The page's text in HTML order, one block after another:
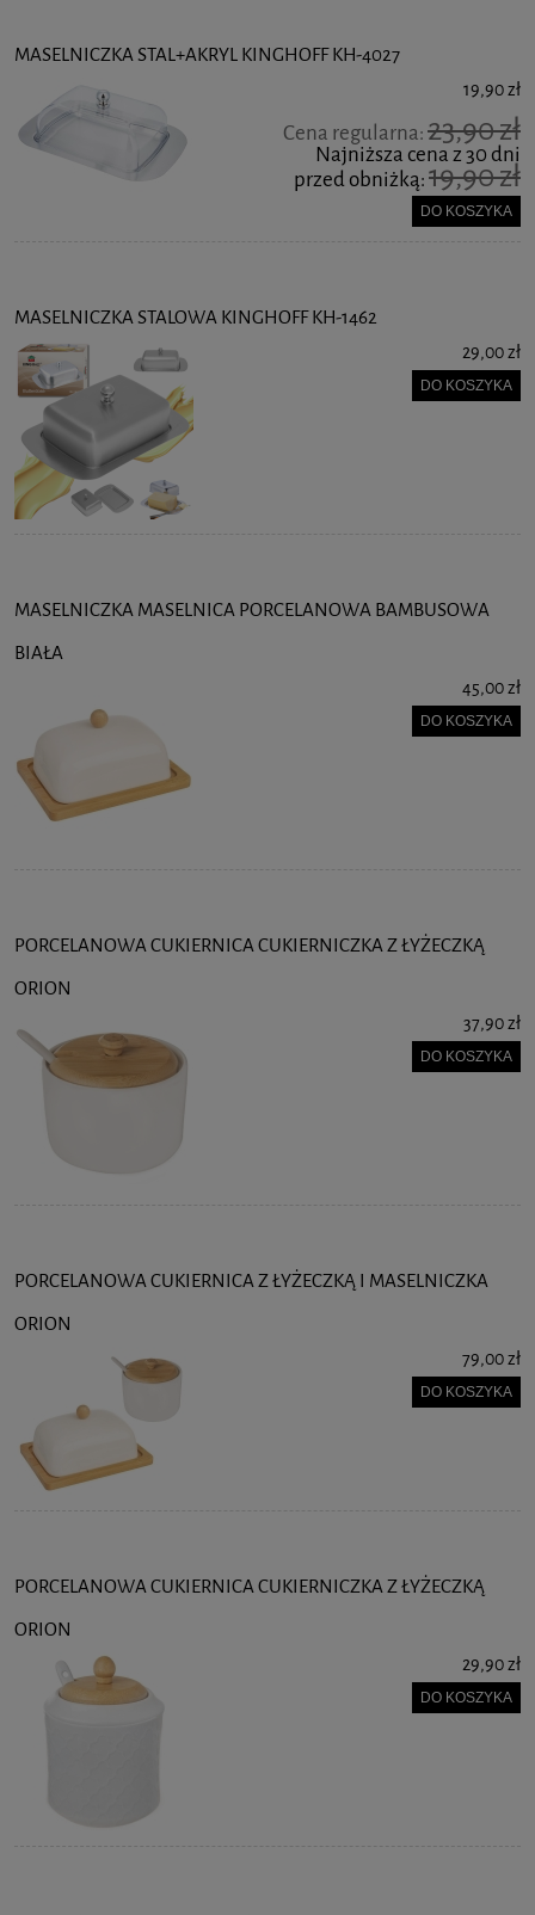
MASELNICZKA STAL+AKRYL KINGHOFF KH-4027
19,90 zł
Cena regularna:23,90 zł
Najniższa cena z 30 dni
przed obniżką:19,90 zł
DO KOSZYKA
MASELNICZKA STALOWA KINGHOFF KH-1462
29,00 zł
DO KOSZYKA
MASELNICZKA MASELNICA PORCELANOWA BAMBUSOWA
BIAŁA
45,00 zł
DO KOSZYKA
PORCELANOWA CUKIERNICA CUKIERNICZKA Z ŁYŻECZKĄ
ORION
37,90 zł
DO KOSZYKA
PORCELANOWA CUKIERNICA Z ŁYŻECZKĄ I MASELNICZKA
ORION
79,00 zł
DO KOSZYKA
PORCELANOWA CUKIERNICA CUKIERNICZKA Z ŁYŻECZKĄ
ORION
29,90 zł
DO KOSZYKA